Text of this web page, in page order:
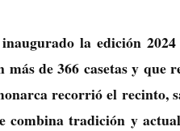
la edición
más de 366 casetas y
recorrió el recinto,
combina tradición y